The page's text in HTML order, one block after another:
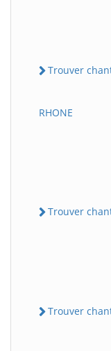
Trouver
RHONE
Trouver
Trouver